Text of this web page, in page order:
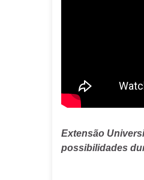
Extensão
possibilidades